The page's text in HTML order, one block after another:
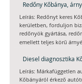
Redőny Kőbánya,
Leírás: Redőnyt keres
kerületben, forduljon
redőnyök gyártása,
emellett teljes körű
Diesel diagnosztika
Leírás: Márkafüggetlen
Kőbányáról érkező